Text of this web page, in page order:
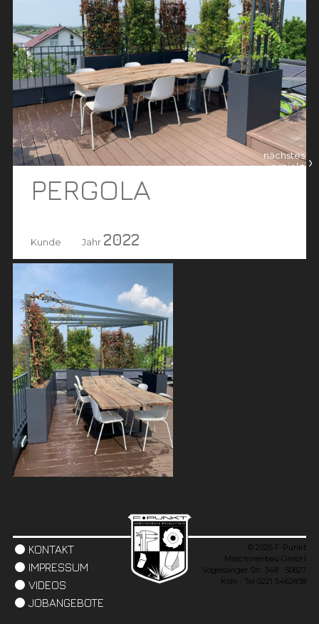
PERGOLA
Kunde Jahr 2022
nächstes
projekt ›
KONTAKT
IMPRESSUM
VIDEOS
JOBANGEBOTE
© 2026 F-Punkt
Maschinenbau GmbH
Vogelsanger Str. 348 · 50827
Köln · Tel 0221 5462838